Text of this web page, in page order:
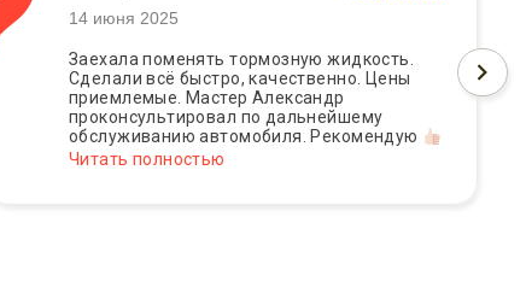
14 июня 2025
Заехала поменять тормозную жидкость.
Сделали всё быстро, качественно. Цены
приемлемые. Мастер Александр
проконсультировал по дальнейшему
обслуживанию автомобиля. Рекомендую
Читать полностью